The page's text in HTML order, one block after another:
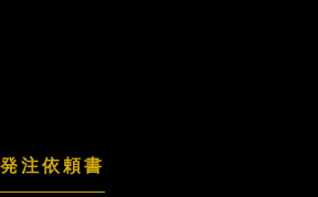
注依頼書